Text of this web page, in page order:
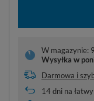
W magazynie:
Wysyłka w
Darmowa i
14dni na